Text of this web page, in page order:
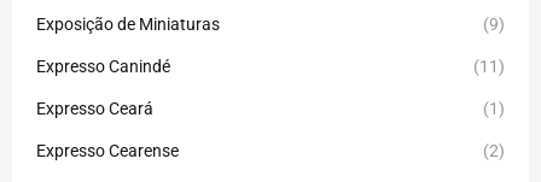
Exposição de Miniaturas (9)
Expresso Canindé (11)
Expresso Ceará (1)
Expresso Cearense (2)